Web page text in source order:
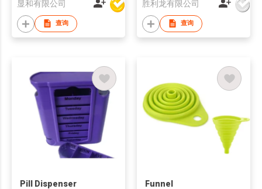
显和有限公司
查询
胜利龙有限公司
查询
Pill Dispenser Funnel